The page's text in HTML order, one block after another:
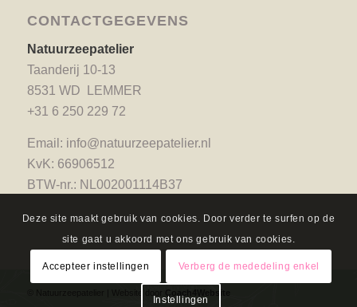
CONTACTGEGEVENS
Natuurzeepatelier
Taanderij 10-13
8531 WD LEMMER
+31 6 250 229 72
Email: info@natuurzeepatelier.nl
KvK: 66906512
BTW-nr.: NL002001114B37
Coach4Website
Deze site maakt gebruik van cookies. Door verder te surfen op de
site gaat u akkoord met ons gebruik van cookies.
Accepteer instellingen Verberg de mededeling enkel
Instellingen